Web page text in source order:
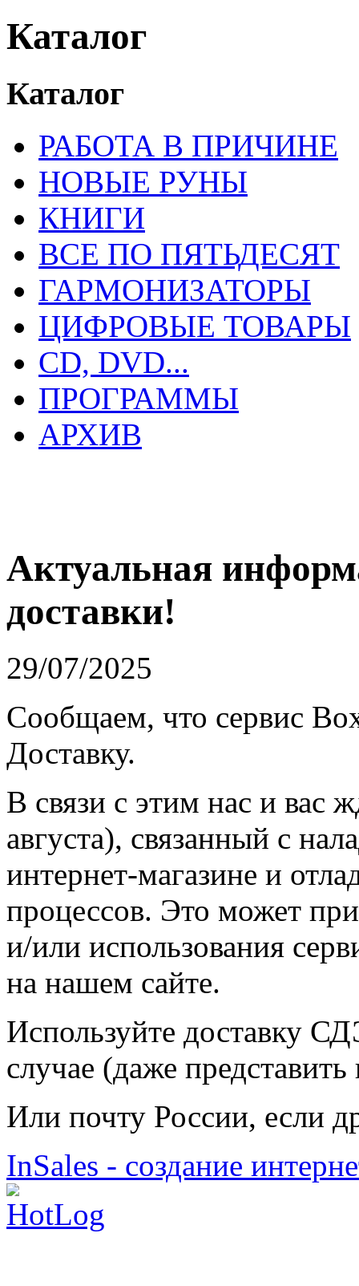
Каталог
Каталог
РАБОТА В ПРИЧИНЕ
НОВЫЕ РУНЫ
КНИГИ
ВСЕ ПО ПЯТЬДЕСЯТ
ГАРМОНИЗАТОРЫ
ЦИФРОВЫЕ ТОВАРЫ
CD, DVD...
ПРОГРАММЫ
АРХИВ
Актуальная
доставки!
29/07/2025
Сообщаем, что сервис
Доставку.
В связи с этим нас и вас
августа), связанный с
интернет-магазине и
процессов. Это может
и/или использования
на нашем сайте.
Используйте доставку
случае (даже
Или почту России, если
InSales - создание